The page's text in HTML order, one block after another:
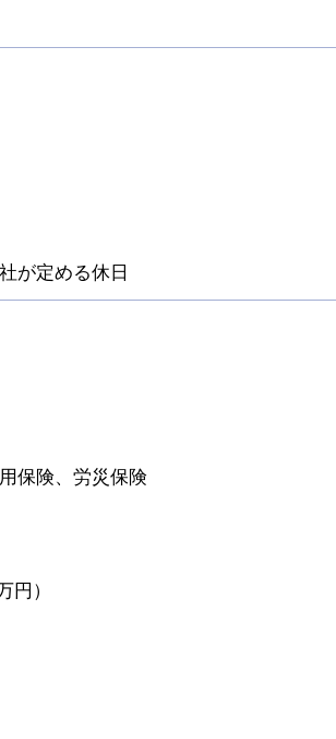
が定める休日
保険、労災保険
）